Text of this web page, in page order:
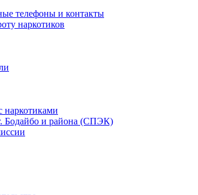
телефоны и контакты
наркотиков
наркотиками
Бодайбо и района (СПЭК)